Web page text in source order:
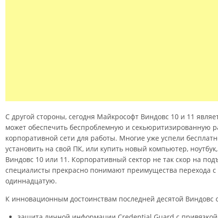
С другой стороны, сегодня Майкрософт Виндовс 10 и 11
может обеспечить беспроблемную и секьюритизированную
корпоративной сети для работы. Многие уже успели
установить на свой ПК, или купить новый компьютер,
Виндовс 10 или 11. Корпоративный сектор не так скор на
специалисты прекрасно понимают преимущества перехода
одиннадцатую.
К инновационным достоинствам последней десятой Виндовс